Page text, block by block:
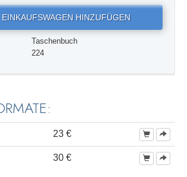
HINZUFÜGEN
Taschenbuch
224
23 €
30 €